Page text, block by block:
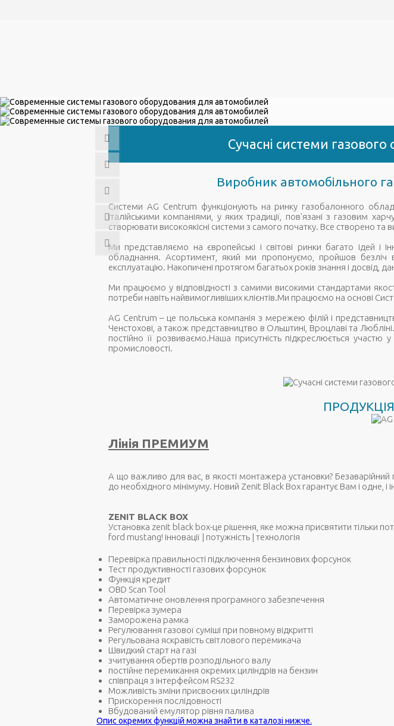
Сучасні системи
Виробник автомобільного
Системи AG Centrum функціонують на ринку газобалонного
італійськими компаніями, у яких традиції, пов'язані з газовим
створювати високоякісні системи з самого початку. Все створено та
Ми представляємо на європейські і світові ринки багато ідей і
обладнання. Асортимент, який ми пропонуємо, пройшов безліч
експлуатацію. Накопичені протягом багатьох років знання і досвід,
Ми працюємо у відповідності з самими високими стандартами
потреби навіть найвимогливіших клієнтів.Ми працюємо на основі
AG Centrum – це польська компанія з мережею філій і
Ченстохові, а також представництво в Ольштині, Вроцлаві та
постійно її розвиваємо.Наша присутність підкреслюється участю
промисловості.
ПРОДУКЦІЯ
Лінія ПРЕМИУМ
А що важливо для вас, в якості монтажера установки?
до необхідного мінімуму. Новий Zenit Black Box гарантує Вам і одне, і
ZENIT BLACK BOX
Установка zenit black box-це рішення, яке можна присвятити тільки
ford mustang! інновації | потужність | технологія
Перевірка правильності підключення бензинових форсунок
Тест продуктивності газових форсунок
Функція кредит
OBD Scan Tool
Автоматичне оновлення програмного забезпечення
Перевірка зумера
Заморожена рамка
Регулювання газової суміші при повному відкритті
Регульована яскравість світлового перемикача
Швидкий старт на газі
зчитування обертів розподільного валу
постійне перемикання окремих циліндрів на бензин
співпраця з інтерфейсом RS232
Можливість зміни присвоєних циліндрів
Прискорення послідовності
Вбудований емулятор рівня палива
Опис окремих функцій можна знайти в каталозі нижче.